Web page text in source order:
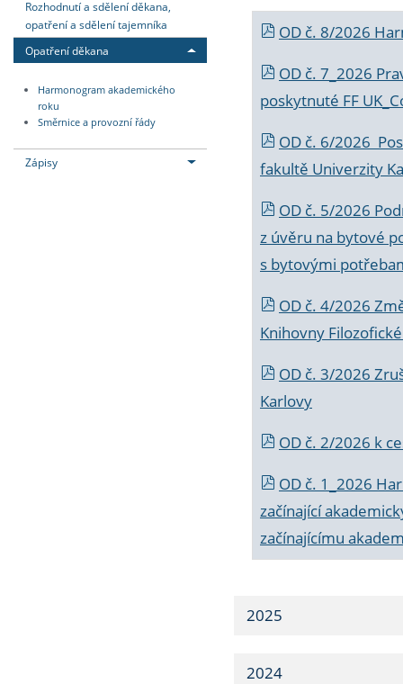
Rozhodnutí a sdělení děkana,
opatření a sdělení tajemníka
Opatření děkana
Harmonogram akademického
roku
Směrnice a provozní řády
Zápisy
OD č. 8/2026
OD č. 7_2026
poskytnuté FF
OD č. 6/2026
fakultě Univerzity
OD č. 5/2026
z úvěru na bytové
s bytovými
OD č. 4/2026
Knihovny
OD č. 3/2026
Karlovy
OD č. 2/2026 k
OD č. 1_2026
začínající
začínajícímu
2025
2024